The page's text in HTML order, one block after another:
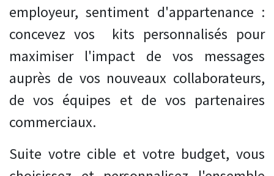
employeur, sentiment d'appartenance :
concevez vos kits personnalisés pour
maximiser l'impact de vos messages
auprès de vos nouveaux collaborateurs,
de vos équipes et de vos partenaires
commerciaux.
Suite votre cible et votre budget, vous